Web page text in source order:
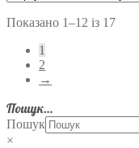
Показано 1–12 із 17
1
2
→
Пошук…
Пошук
×